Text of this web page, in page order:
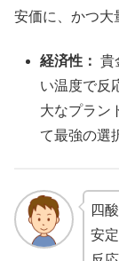
安価に、かつ大
経済性： 貴
い温度で反
大なプラン
て最強の選
四
安